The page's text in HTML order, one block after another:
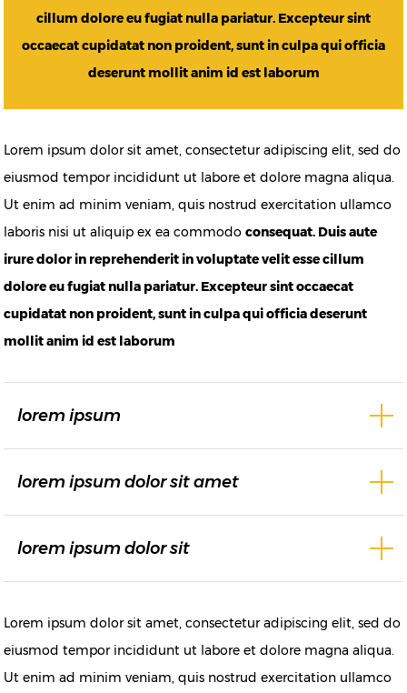
cillum dolore eu fugiat nulla pariatur. Excepteur sint
occaecat cupidatat non proident, sunt in culpa qui officia
deserunt mollit anim id est laborum
Lorem ipsum dolor sit amet, consectetur adipiscing elit, sed do
eiusmod tempor incididunt ut labore et dolore magna aliqua.
Ut enim ad minim veniam, quis nostrud exercitation ullamco
laboris nisi ut aliquip ex ea commodoconsequat. Duis aute
irure dolor in reprehenderit in voluptate velit esse cillum
dolore eu fugiat nulla pariatur. Excepteur sint occaecat
cupidatat non proident, sunt in culpa qui officia deserunt
mollit anim id est laborum
lorem ipsum
lorem ipsum dolor sit amet
lorem ipsum dolor sit
Lorem ipsum dolor sit amet, consectetur adipiscing elit, sed do
eiusmod tempor incididunt ut labore et dolore magna aliqua.
Ut enim ad minim veniam, quis nostrud exercitation ullamco